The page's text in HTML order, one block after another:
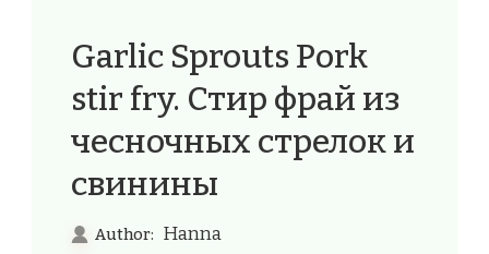
Garlic Sprouts Pork
stir fry. Стир фрай из
чесночных стрелок и
свинины
Author: Hanna